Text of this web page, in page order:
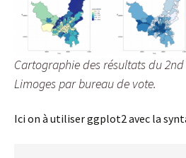
Cartographie des résultats du
Limoges par bureau de vote.
Ici on à utiliser ggplot2 avec la